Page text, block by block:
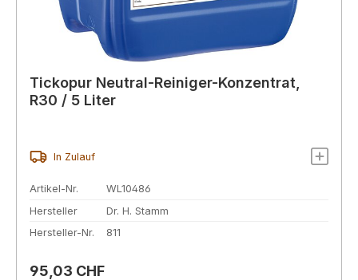
Tickopur Neutral-Reiniger-Konzentrat,
R30 / 5 Liter
In Zulauf
Artikel-Nr.
WL10486
Hersteller
Dr. H. Stamm
Hersteller-Nr.
811
Regulärer Preis:
95,03 CHF